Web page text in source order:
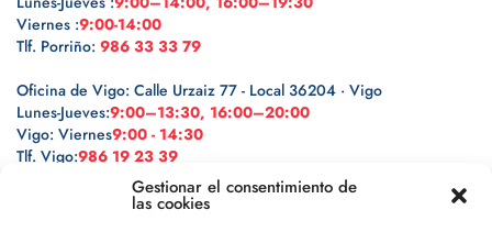
Gestionar el consentimiento de
las cookies
Viernes :9:00-14:00
Tlf. Porriño: 986 33 33 79
Oficina de Vigo: Calle Urzaiz 77 - Local 36204 · Vigo
Lunes-Jueves:9:00–13:30, 16:00–20:00
Vigo: Viernes9:00 - 14:30
Tlf. Vigo:986 19 23 39